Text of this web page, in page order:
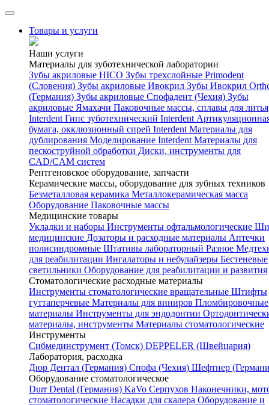
Товары и услуги
Наши услуги
Материалы для зуботехнической лаборатории
Зубы акриловые HICO Зубы трехслойные Primodent
(Словения) Зубы акриловые Ивокрил Зубы Ивокрил
(Германия) Зубы акриловые Спофадент (Чехия) Зубы
акриловые Ямахачи Паковочные массы, сплавы для литья
Interdent Гипс зуботехнический Interdent
бумага, окклюзионный спрей Interdent Материалы для
дублирования Моделирование Interdent Материалы для
пескоструйной обработки Диски, инструменты для
CAD/CAM систем
Рентгеновское оборудование, запчасти
Керамические массы, оборудование для зубных техников
Безметалловая керамика Металлокерамическая масса
Оборудование Паковочные массы
Медицинские товары
Укладки и наборы Инструменты офтальмологические
медицинские Дозаторы и расходные материалы Аптечки
полисиндромные Штативы лабораторный Разное
для реабилитации Ингалаторы и небулайзеры Бестеневые
светильники Оборудование для реабилитации и развития
Стоматологические расходные материалы
Инструменты стоматологические вращательные Штифты
гуттаперчевые Материалы для виниров Пломбировочные
материалы Инструменты для эндодонтии
материалы, инструменты Материалы стоматологические
Инструменты
Cибмединструмент (Томск) DEPPELER (Швейцария)
Лаборатория, расходка
Дюр Дентал (Германия) Спофа (Чехия) Шефтнер
Оборудование стоматологическое
Durr Dental (Германия) KaVo Серпухов Наконечники,
стоматологические Насадки для скалера Оборудование и